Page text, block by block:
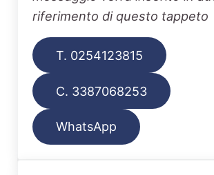
riferimento di questo tappeto
T. 0254123815
C. 3387068253
WhatsApp